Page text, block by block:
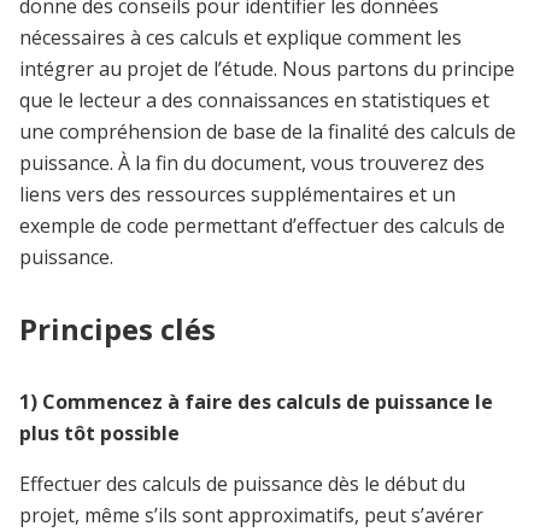
donne des conseils pour identifier les données
nécessaires à ces calculs et explique comment les
intégrer au projet de l’étude. Nous partons du principe
que le lecteur a des connaissances en statistiques et
une compréhension de base de la finalité des calculs de
puissance. À la fin du document, vous trouverez des
liens vers des ressources supplémentaires et un
exemple de code permettant d’effectuer des calculs de
puissance.
Principes clés
1) Commencez à faire des calculs de puissance le
plus tôt possible
Effectuer des calculs de puissance dès le début du
projet, même s’ils sont approximatifs, peut s’avérer